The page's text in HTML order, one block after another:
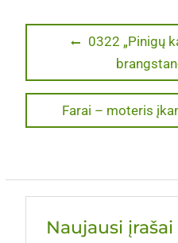
Navigacija
įrašų
Previous
0322 „Pinigų
Next
post:
Farai – moteris
Naujausi įrašai